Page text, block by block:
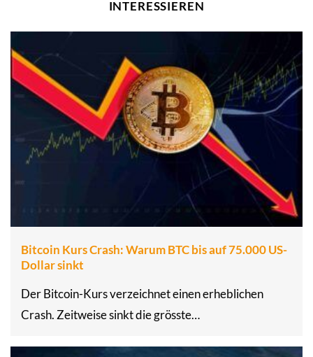
INTERESSIEREN
Bitcoin Kurs Crash: Warum BTC bis auf 75.000 US-
Dollar sinkt
Der Bitcoin-Kurs verzeichnet einen erheblichen
Crash. Zeitweise sinkt die grösste…